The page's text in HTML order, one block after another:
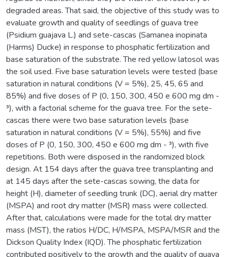
degraded areas. That said, the objective of this study was to
evaluate growth and quality of seedlings of guava tree
(Psidium guajava L.) and sete-cascas (Samanea inopinata
(Harms) Ducke) in response to phosphatic fertilization and
base saturation of the substrate. The red yellow latosol was
the soil used. Five base saturation levels were tested (base
saturation in natural conditions (V = 5%), 25, 45, 65 and
85%) and five doses of P (0, 150, 300, 450 e 600 mg dm -
³), with a factorial scheme for the guava tree. For the sete-
cascas there were two base saturation levels (base
saturation in natural conditions (V = 5%), 55%) and five
doses of P (0, 150, 300, 450 e 600 mg dm - ³), with five
repetitions. Both were disposed in the randomized block
design. At 154 days after the guava tree transplanting and
at 145 days after the sete-cascas sowing, the data for
height (H), diameter of seedling trunk (DC), aerial dry matter
(MSPA) and root dry matter (MSR) mass were collected.
After that, calculations were made for the total dry matter
mass (MST), the ratios H/DC, H/MSPA, MSPA/MSR and the
Dickson Quality Index (IQD). The phosphatic fertilization
contributed positively to the growth and the quality of guava